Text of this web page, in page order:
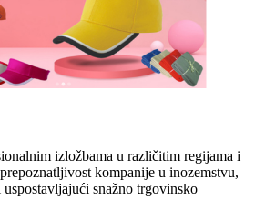
izložbama u različitim regijama i
kompanije u inozemstvu,
snažno trgovinsko